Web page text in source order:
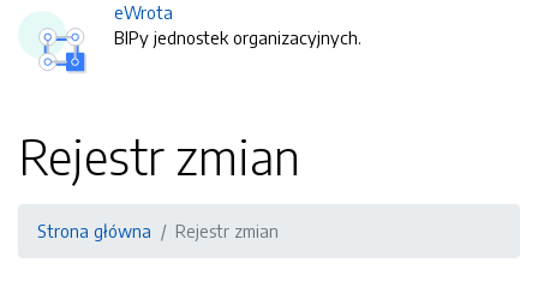
eWrota
BIPy jednostek organizacyjnych.
Rejestr zmian
Strona główna Rejestr zmian